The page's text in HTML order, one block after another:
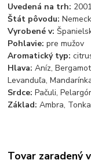
Uvedená na trh: 2001
Štát pôvodu:
Vyrobené v:
Pohlavie: pre mužov
Aromatický typ:
Hlava: Aníz,
Levanduľa,
Srdce: Pačuli,
Základ: Ambra,
Tovar zaradený